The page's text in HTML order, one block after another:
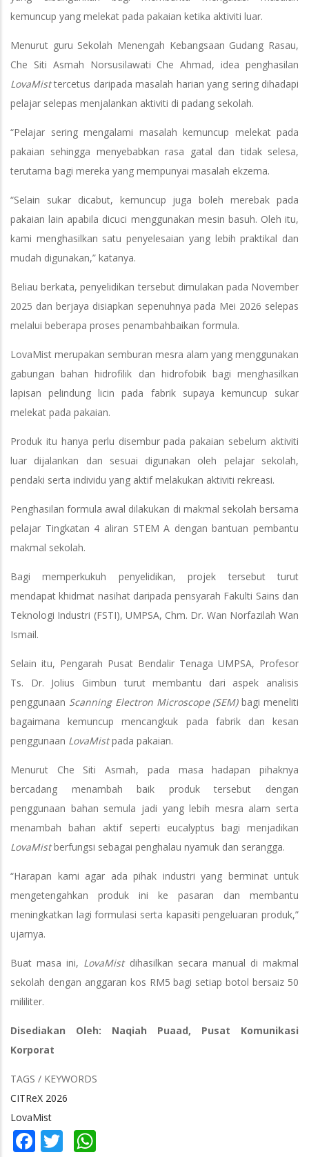
kemuncup yang melekat pada pakaian ketika aktiviti luar.
Menurut guru Sekolah Menengah Kebangsaan Gudang Rasau,
Che Siti Asmah Norsusilawati Che Ahmad, idea penghasilan
LovaMisttercetus daripada masalah harian yang sering dihadapi
pelajar selepas menjalankan aktiviti di padang sekolah.
“Pelajar sering mengalami masalah kemuncup melekat pada
pakaian sehingga menyebabkan rasa gatal dan tidak selesa,
terutama bagi mereka yang mempunyai masalah ekzema.
“Selain sukar dicabut, kemuncup juga boleh merebak pada
pakaian lain apabila dicuci menggunakan mesin basuh. Oleh itu,
kami menghasilkan satu penyelesaian yang lebih praktikal dan
mudah digunakan,” katanya.
Beliau berkata, penyelidikan tersebut dimulakan pada November
2025 dan berjaya disiapkan sepenuhnya pada Mei 2026 selepas
melalui beberapa proses penambahbaikan formula.
LovaMist merupakan semburan mesra alam yang menggunakan
gabungan bahan hidrofilik dan hidrofobik bagi menghasilkan
lapisan pelindung licin pada fabrik supaya kemuncup sukar
melekat pada pakaian.
Produk itu hanya perlu disembur pada pakaian sebelum aktiviti
luar dijalankan dan sesuai digunakan oleh pelajar sekolah,
pendaki serta individu yang aktif melakukan aktiviti rekreasi.
Penghasilan formula awal dilakukan di makmal sekolah bersama
pelajar Tingkatan 4 aliran STEM A dengan bantuan pembantu
makmal sekolah.
Bagi memperkukuh penyelidikan, projek tersebut turut
mendapat khidmat nasihat daripada pensyarah Fakulti Sains dan
Teknologi Industri (FSTI), UMPSA, Chm. Dr. Wan Norfazilah Wan
Ismail.
Selain itu, Pengarah Pusat Bendalir Tenaga UMPSA, Profesor
Ts. Dr. Jolius Gimbun turut membantu dari aspek analisis
penggunaan Scanning Electron Microscope (SEM)bagi meneliti
bagaimana kemuncup mencangkuk pada fabrik dan kesan
penggunaan LovaMistpada pakaian.
Menurut Che Siti Asmah, pada masa hadapan pihaknya
bercadang menambah baik produk tersebut dengan
penggunaan bahan semula jadi yang lebih mesra alam serta
menambah bahan aktif seperti eucalyptus bagi menjadikan
LovaMistberfungsi sebagai penghalau nyamuk dan serangga.
“Harapan kami agar ada pihak industri yang berminat untuk
mengetengahkan produk ini ke pasaran dan membantu
meningkatkan lagi formulasi serta kapasiti pengeluaran produk,”
ujarnya.
Buat masa ini, LovaMist dihasilkan secara manual di makmal
sekolah dengan anggaran kos RM5 bagi setiap botol bersaiz 50
mililiter.
Disediakan Oleh: Naqiah Puaad, Pusat Komunikasi
Korporat
TAGS / KEYWORDS
CITReX 2026
LovaMist
Facebook
Twitter